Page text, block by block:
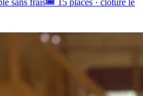
sans frais🎟️ 15 places · clôture le